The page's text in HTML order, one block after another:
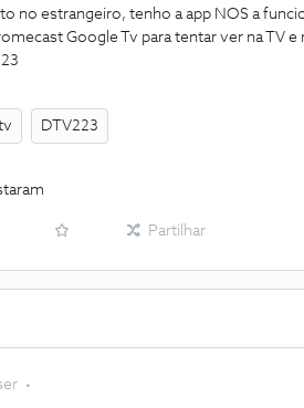
no estrangeiro, tenho a app NOS a
Google Tv para tentar ver na TV
DTV223
Partilhar